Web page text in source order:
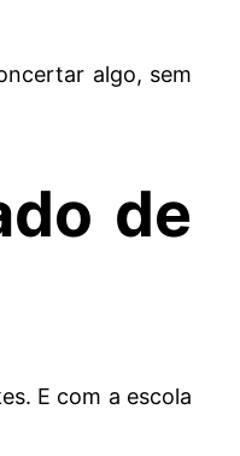
algo, sem
de
E com a escola